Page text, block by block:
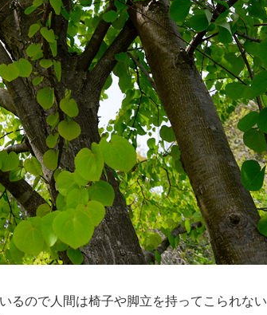
るので人間は椅子や脚立を持ってこられない